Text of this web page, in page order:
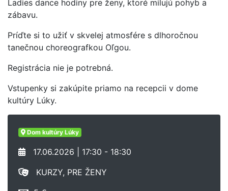
Ladies dance hodiny pre ženy, ktoré milujú pohyb a
zábavu.
Príďte si to užiť v skvelej atmosfére s dlhoročnou
tanečnou choreografkou Oľgou.
Registrácia nie je potrebná.
Vstupenky si zakúpite priamo na recepcii v dome
kultúry Lúky.
Dom kultúry Lúky
17.06.2026 | 17:30 - 18:30
KURZY, PRE ŽENY